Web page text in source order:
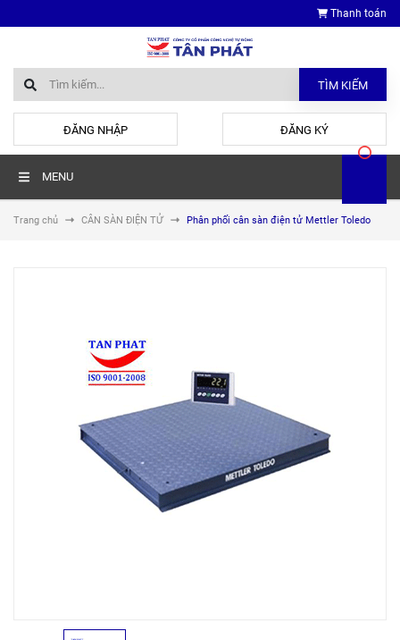
Thanh toán
TÌM KIẾM
ĐĂNG NHẬP ĐĂNG KÝ
MENU
Trang chủ CÂN SÀN ĐIỆN TỬ Phân phối cân sàn điện tử Mettler Toledo